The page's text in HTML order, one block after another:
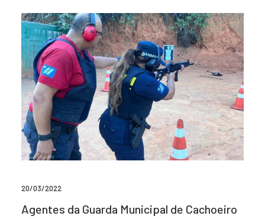
20/03/2022
Agentes da Guarda Municipal de Cachoeiro